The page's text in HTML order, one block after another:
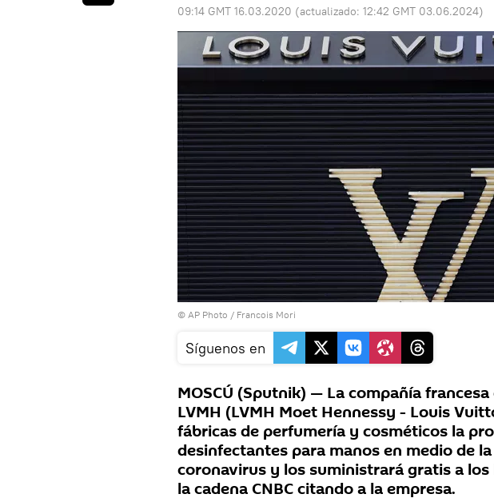
09:14 GMT 16.03.2020 (actualizado: 12:42 GMT 03.06.2024)
© AP Photo / Francois Mori
Síguenos en
MOSCÚ (Sputnik) — La compañía
LVMH (LVMH Moet Hennessy - Louis
fábricas de perfumería y cosméticos la
desinfectantes para manos en medio de
coronavirus y los suministrará gratis a
la cadena CNBC citando a la empresa.